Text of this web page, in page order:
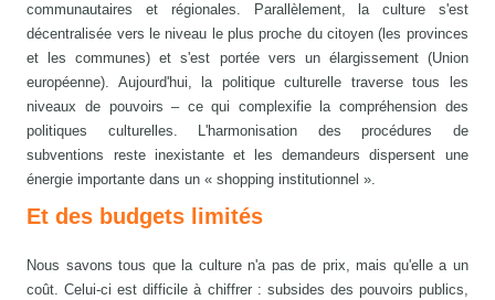
communautaires et régionales. Parallèlement, la culture s'est
décentralisée vers le niveau le plus proche du citoyen (les provinces
et les communes) et s'est portée vers un élargissement (Union
européenne). Aujourd'hui, la politique culturelle traverse tous les
niveaux de pouvoirs – ce qui complexifie la compréhension des
politiques culturelles. L'harmonisation des procédures de
subventions reste inexistante et les demandeurs dispersent une
énergie importante dans un « shopping institutionnel ».
Et des budgets limités
Nous savons tous que la culture n'a pas de prix, mais qu'elle a un
coût. Celui-ci est difficile à chiffrer : subsides des pouvoirs publics,